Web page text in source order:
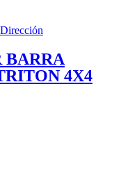
BARRA
4X4